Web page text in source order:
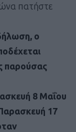
πατήστε
ο
παρούσας
8 Μαΐου
17